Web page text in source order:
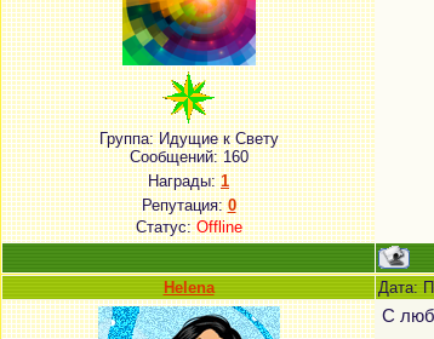
Группа: Идущие к Свету
Сообщений:160
Награды:1
Репутация:0
Статус:Offline
Helena Дата:
С